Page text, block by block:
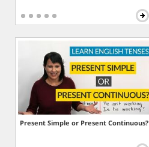
Present Simple or Present Continuous?